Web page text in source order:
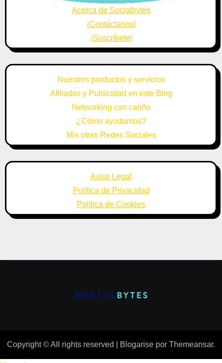
Acerca de Socialbytes
¡Contáctanos!
¡Suscríbete!
Nuestros productos y servicios
Afiliados y Publicidad en este Blog
Networking con cariño
¿Cómo ayudarnos?
Mis otras Redes Sociales
Aviso Legal
Política de Privacidad
Política de Cookies
Copyright © All rights reserved Blogarise por Themeansar.